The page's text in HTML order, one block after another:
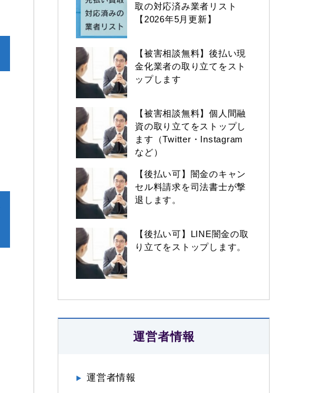
取の対応済み業者リスト
【2026年5月更新】
【被害相談無料】後払い現
金化業者の取り立てをスト
ップします
【被害相談無料】個人間融
資の取り立てをストップし
ます（Twitter・Instagram
など）
【後払い可】闇金のキャン
セル料請求を司法書士が撃
退します。
【後払い可】LINE闇金の取
り立てをストップします。
運営者情報
運営者情報